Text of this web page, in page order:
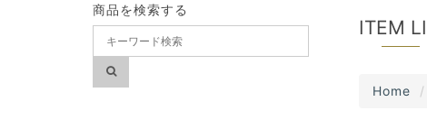
ITEM
Home
商品を検索する